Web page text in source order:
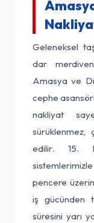
Geleneksel
dar
Amasya ve
cephe
nakliyat
sürüklenmez,
edilir. 15.
pencere
iş gücünden
süresini yarı